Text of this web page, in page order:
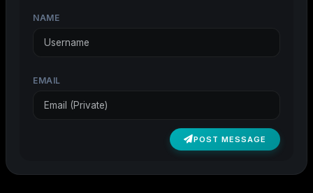
NAME
EMAIL
POST MESSAGE